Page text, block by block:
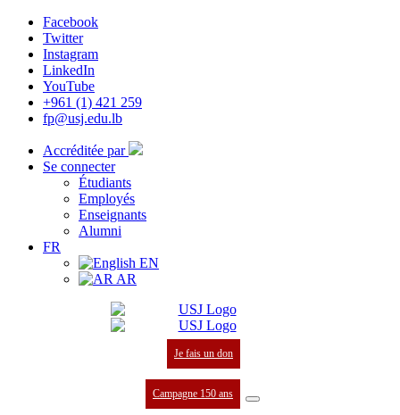
Facebook
Twitter
Instagram
LinkedIn
YouTube
+961 (1) 421 259
fp@usj.edu.lb
Accréditée par
Se connecter
Étudiants
Employés
Enseignants
Alumni
FR
EN
AR
Je fais un don
Campagne 150 ans